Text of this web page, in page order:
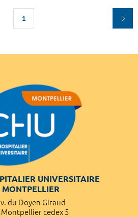
1
UNIVERSITAIRE
MONTPELLIER
du Doyen Giraud
Montpellier cedex 5